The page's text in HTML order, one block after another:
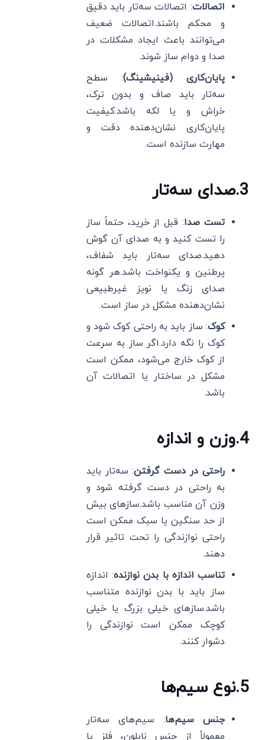
اتصالات: اتصالات سه‌تار باید دقیق
و محکم باشند.اتصالات ضعیف
می‌توانند باعث ایجاد مشکلات در
صدا و دوام ساز شوند.
پایان‌کاری (فینیشینگ): سطح
سه‌تار باید صاف و بدون ترک،
خراش و یا لکه باشد.کیفیت
پایان‌کاری نشان‌دهنده دقت و
مهارت سازنده است.
3
.صدای سه‌تار
تست صدا: قبل از خرید، حتماً ساز
را تست کنید و به صدای آن گوش
دهید.صدای سه‌تار باید شفاف،
پرطنین و یکنواخت باشد.هر گونه
صدای زنگ یا نویز غیرطبیعی
نشان‌دهنده مشکل در ساز است.
کوک: ساز باید به راحتی کوک شود و
کوک را نگه دارد.اگر ساز به سرعت
از کوک خارج می‌شود، ممکن است
مشکل در ساختار یا اتصالات آن
باشد.
4
.وزن و اندازه
راحتی در دست گرفتن: سه‌تار باید
به راحتی در دست گرفته شود و
وزن آن مناسب باشد.سازهای بیش
از حد سنگین یا سبک ممکن است
راحتی نوازندگی را تحت تاثیر قرار
دهند.
تناسب اندازه با بدن نوازنده: اندازه
ساز باید با بدن نوازنده متناسب
باشد.سازهای خیلی بزرگ یا خیلی
کوچک ممکن است نوازندگی را
دشوار کنند.
5
.نوع سیم‌ها
جنس سیم‌ها: سیم‌های سه‌تار
معمولاً از جنس نایلون، فلز یا